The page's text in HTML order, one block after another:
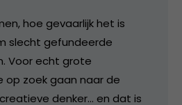
hoe gevaarlijk het is
slecht gefundeerde
Voor echt grote
op zoek gaan naar de
denker… en dat is